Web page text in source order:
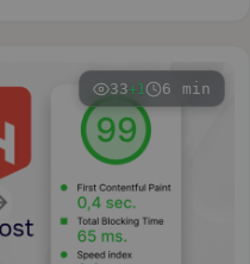
33+1 6 min